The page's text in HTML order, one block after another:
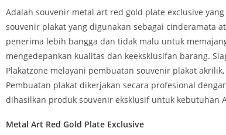
Adalah souvenir metal art red gold plate exclusive
souvenir plakat yang digunakan sebagai cinderamata
penerima lebih bangga dan tidak malu untuk
mengedepankan kualitas dan keeksklusifan barang.
Plakatzone melayani pembuatan souvenir plakat
Pembuatan plakat dikerjakan secara profesional
dihasilkan produk souvenir eksklusif untuk kebutuhan
Metal Art Red Gold Plate Exclusive